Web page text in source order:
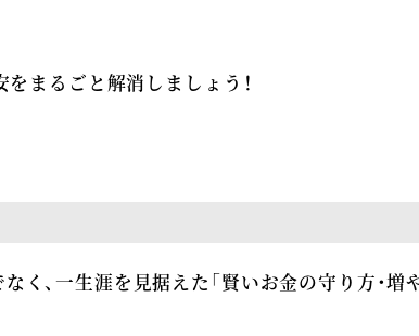
をまるごと解消しましょう！
く、一生涯を見据えた「賢いお金の守り方・増